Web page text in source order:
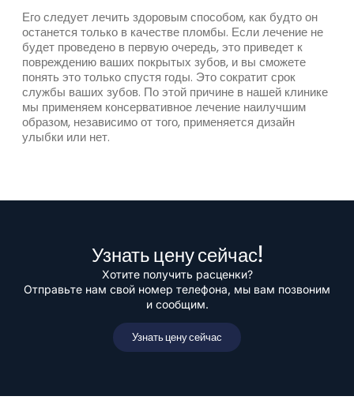
Его следует лечить здоровым способом, как будто он
останется только в качестве пломбы. Если лечение не
будет проведено в первую очередь, это приведет к
повреждению ваших покрытых зубов, и вы сможете
понять это только спустя годы. Это сократит срок
службы ваших зубов. По этой причине в нашей клинике
мы применяем консервативное лечение наилучшим
образом, независимо от того, применяется дизайн
улыбки или нет.
Узнать цену сейчас!
Хотите получить расценки?
Отправьте нам свой номер телефона, мы вам позвоним
и сообщим.
Узнать цену сейчас